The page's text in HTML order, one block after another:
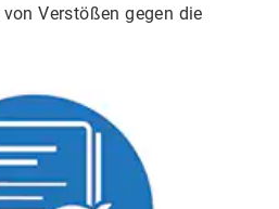
Verstößen gegen die